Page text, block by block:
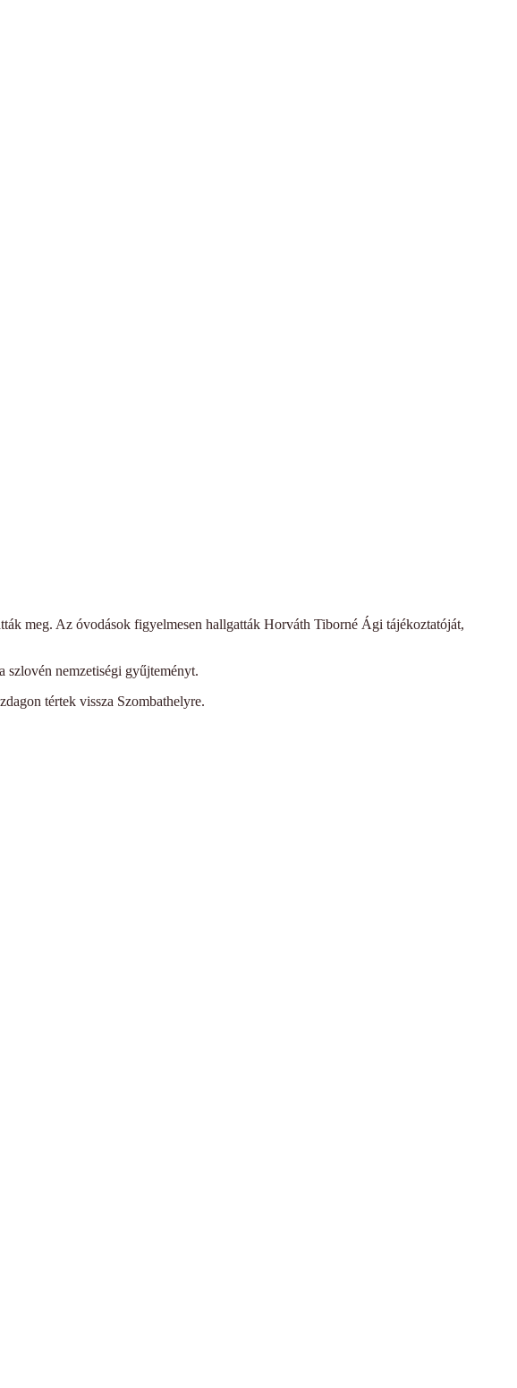
meg. Az óvodások figyelmesen hallgatták Horváth Tiborné Ági tájékoztatóját,
szlovén nemzetiségi gyűjteményt.
tértek vissza Szombathelyre.